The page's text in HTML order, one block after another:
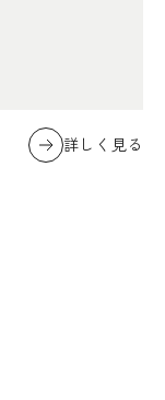
詳しく見る